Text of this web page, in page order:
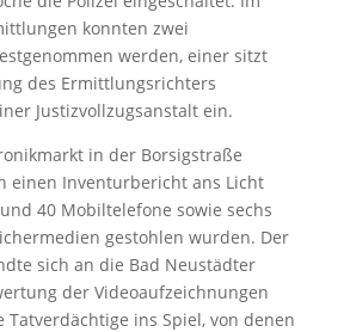
konnten zwei
werden, einer sitzt
des Ermittlungsrichters
Justizvollzugsanstalt ein.
in der Borsigstraße
einen Inventurbericht ans Licht
40 Mobiltelefone sowie sechs
gestohlen wurden. Der
sich an die Bad Neustädter
der Videoaufzeichnungen
Tatverdächtige ins Spiel, von denen